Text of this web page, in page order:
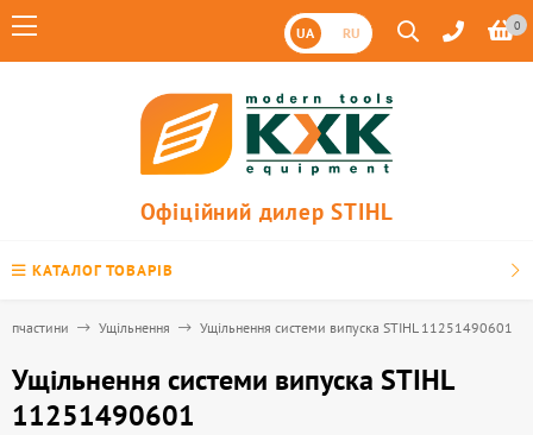
UA RU 0
Офіційний дилер STIHL
КАТАЛОГ ТОВАРІВ
Ущільнення Ущільнення системи випуска STIHL 11251490601
Ущільнення системи випуска STIHL
11251490601